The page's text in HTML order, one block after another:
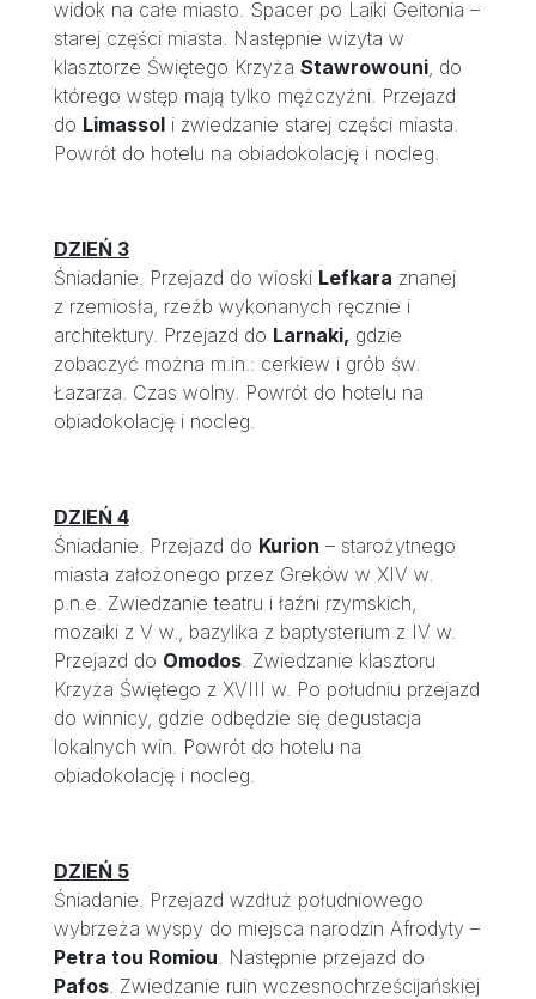
widok na całe miasto. Spacer po Laiki Geitonia –
starej części miasta. Następnie wizyta w
klasztorze Świętego Krzyża Stawrowouni, do
którego wstęp mają tylko mężczyźni. Przejazd
do Limassoli zwiedzanie starej części miasta.
Powrót do hotelu na obiadokolację i nocleg.
DZIEŃ 3
Śniadanie. Przejazd do wioski Lefkara znanej
z rzemiosła, rzeźb wykonanych ręcznie i
architektury. Przejazd do Larnaki, gdzie
zobaczyć można m.in.: cerkiew i grób św.
Łazarza. Czas wolny. Powrót do hotelu na
obiadokolację i nocleg.
DZIEŃ 4
Śniadanie. Przejazd do Kurion – starożytnego
miasta założonego przez Greków w XIV w.
p.n.e. Zwiedzanie teatru i łaźni rzymskich,
mozaiki z V w., bazylika z baptysterium z IV w.
Przejazd do Omodos. Zwiedzanie klasztoru
Krzyża Świętego z XVIII w. Po południu przejazd
do winnicy, gdzie odbędzie się degustacja
lokalnych win. Powrót do hotelu na
obiadokolację i nocleg.
DZIEŃ 5
Śniadanie. Przejazd wzdłuż południowego
wybrzeża wyspy do miejsca narodzin Afrodyty –
Petra tou Romiou. Następnie przejazd do
Pafos. Zwiedzanie ruin wczesnochrześcijańskiej